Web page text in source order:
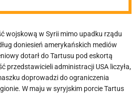
rządu
wojskową w Syrii mimo upadku rządu
doniesień amerykańskich mediów
dotarł do Tartusu pod eskortą
przedstawicieli administracji USA liczyła,
doprowadzi do ograniczenia
W maju w syryjskim porcie Tartus